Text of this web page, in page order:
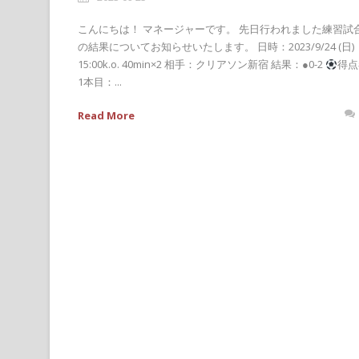
こんにちは！ マネージャーです。 先日行われました練習試
の結果についてお知らせいたします。 日時：2023/9/24 (日)
15:00k.o. 40min×2 相手：クリアソン新宿 結果：●0-2
得
1本目：...
Read More